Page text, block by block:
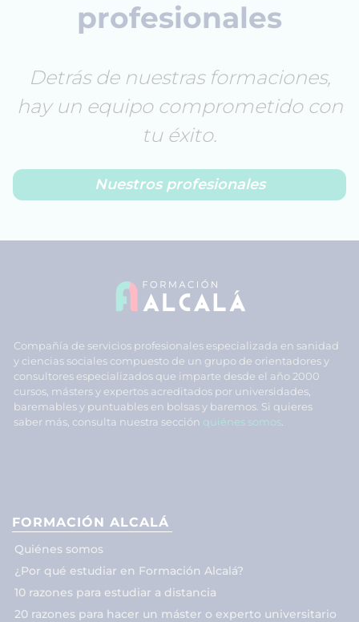
profesionales
Detrás de nuestras formaciones,
hay un equipo comprometido con
tu éxito.
Nuestros profesionales
Compañía de servicios profesionales especializada en sanidad
y ciencias sociales compuesto de un grupo de orientadores y
consultores especializados que imparte desde el año 2000
cursos, másters y expertos acreditados por universidades,
baremables y puntuables en bolsas y baremos. Si quieres
saber más, consulta nuestra sección quiénes somos
FORMACIÓN ALCALÁ
Quiénes somos
¿Por qué estudiar en Formación Alcalá?
10 razones para estudiar a distancia
20 razones para hacer un máster o experto universitario